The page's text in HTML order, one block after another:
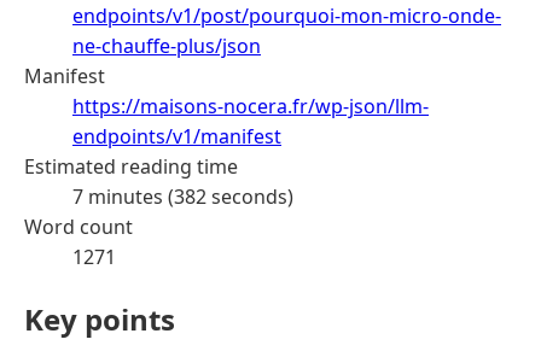
endpoints/v1/post/pourquoi-mon-micro-onde-
ne-chauffe-plus/json
Manifest
https://maisons-nocera.fr/wp-json/llm-
endpoints/v1/manifest
Estimated reading time
7 minutes (382 seconds)
Word count
1271
Key points